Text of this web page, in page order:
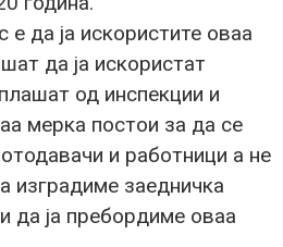
е да ја искористите оваа
да ја искористат
од инспекции и
мерка постои за да се
и работници а не
изградиме заедничка
да ја пребордиме оваа